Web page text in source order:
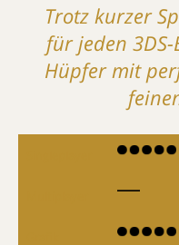
Trotz kurzer
für jeden
Hüpfer mit